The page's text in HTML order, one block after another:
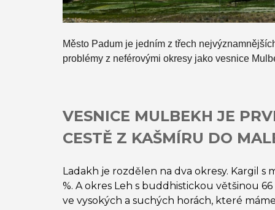
Město Padum je jedním z třech
problémy z neférovými okresy jako vesnice
VESNICE MULBEKH JE
CESTĚ Z KAŠMÍRU DO
Ladakh je rozdělen na dva okresy. Kargil
%. A okres Leh s buddhistickou většinou
ve vysokých a suchých horách, které